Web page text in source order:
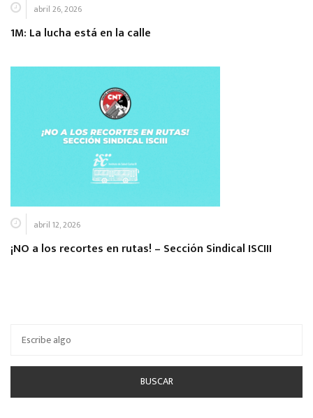
abril 26, 2026
1M: La lucha está en la calle
abril 12, 2026
¡NO a los recortes en rutas! – Sección Sindical ISCIII